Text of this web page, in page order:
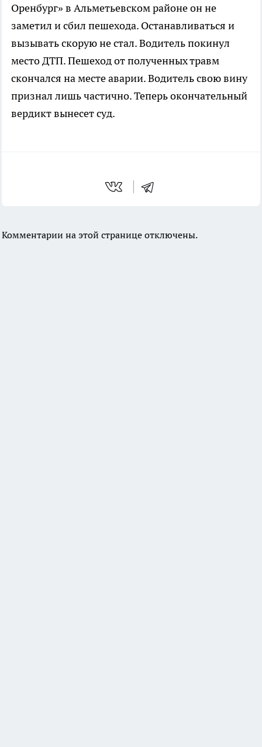
Оренбург» в Альметьевском районе он не
заметил и сбил пешехода. Останавливаться и
вызывать скорую не стал. Водитель покинул
место ДТП. Пешеход от полученных травм
скончался на месте аварии. Водитель свою вину
признал лишь частично. Теперь окончательный
вердикт вынесет суд.
Комментарии на этой странице отключены.